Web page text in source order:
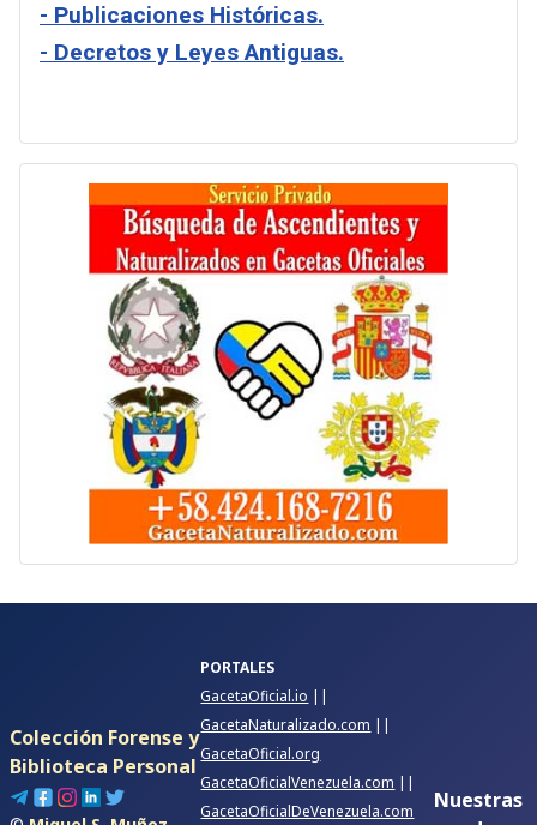
- Publicaciones Históricas.
- Decretos y Leyes Antiguas.
Colección Forense y
Biblioteca Personal
PORTALES
GacetaOficial.io ||
GacetaNaturalizado.com ||
GacetaOficial.org
GacetaOficialVenezuela.com ||
GacetaOficialDeVenezuela.com
Nuestras